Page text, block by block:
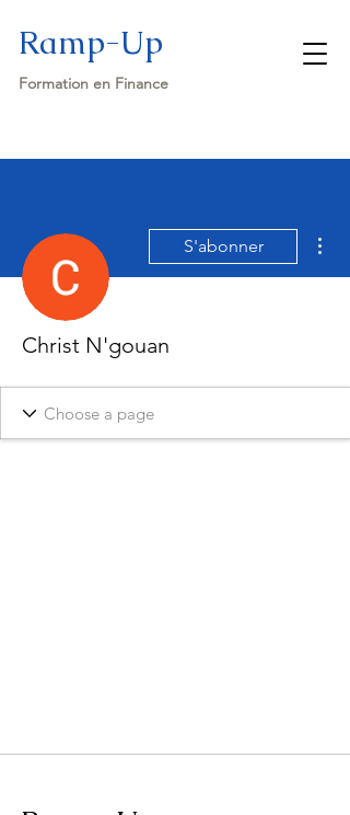
Ramp-Up
Formation en Finance
S'abonner
Christ N'gouan